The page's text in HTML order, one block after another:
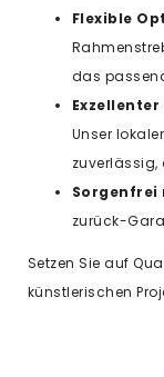
Flexible
das
Exzellenter
Unser
zuverlässig,
Sorgenfrei
zurück-
Setzen Sie auf
künstlerischen